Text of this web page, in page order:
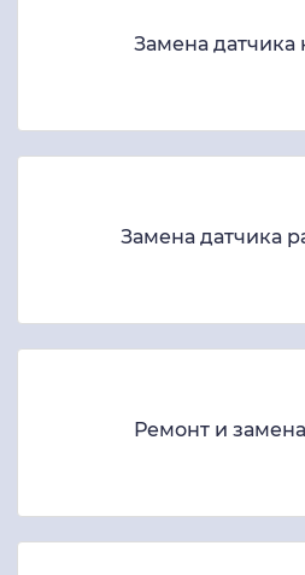
Замена датчика
Замена датчика
Ремонт и